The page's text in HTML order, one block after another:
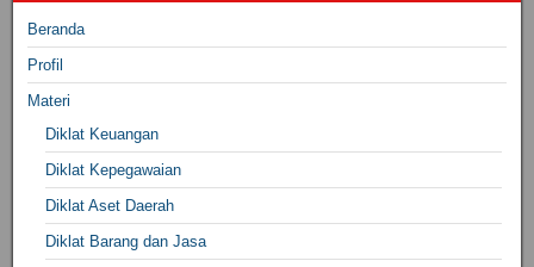
Beranda
Profil
Materi
Diklat Keuangan
Diklat Kepegawaian
Diklat Aset Daerah
Diklat Barang dan Jasa